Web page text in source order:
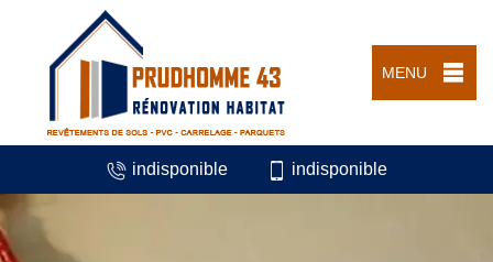
MENU
indisponible indisponible